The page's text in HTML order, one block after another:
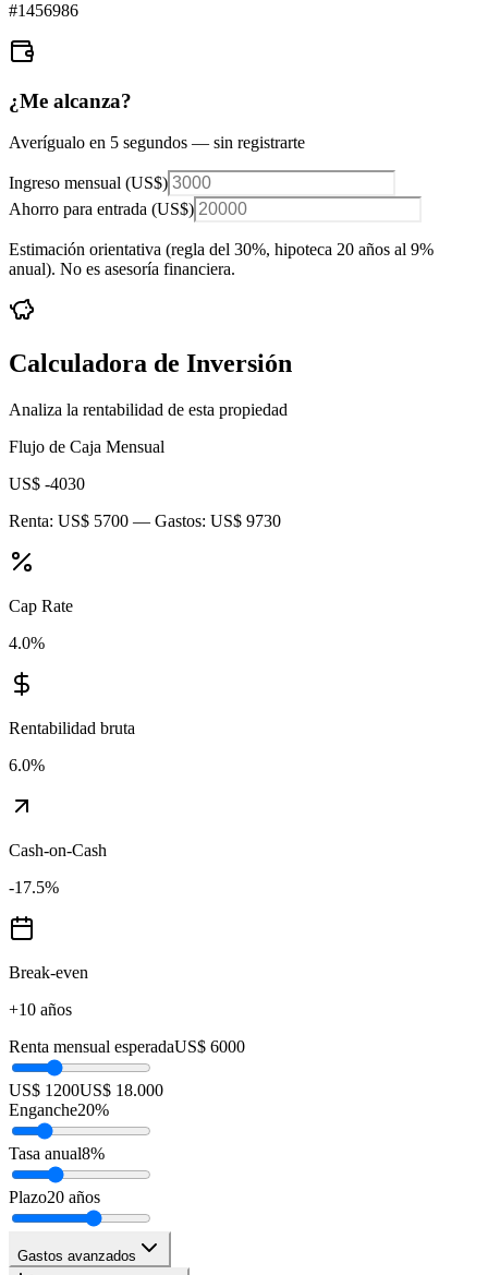
#1456986
¿Me alcanza?
Averígualo en 5 segundos — sin registrarte
Ingreso mensual (US$)
Ahorro para entrada (US$)
Estimación orientativa (regla del 30%, hipoteca 20 años al 9%
anual). No es asesoría financiera.
Calculadora de Inversión
Analiza la rentabilidad de esta propiedad
Flujo de Caja Mensual
US$ -4030
Renta: US$ 5700 — Gastos: US$ 9730
Cap Rate
4.0%
Rentabilidad bruta
6.0%
Cash-on-Cash
-17.5%
Break-even
+10 años
Renta mensual esperadaUS$ 6000
US$ 1200US$ 18.000
Enganche20%
Tasa anual8%
Plazo20 años
Gastos avanzados